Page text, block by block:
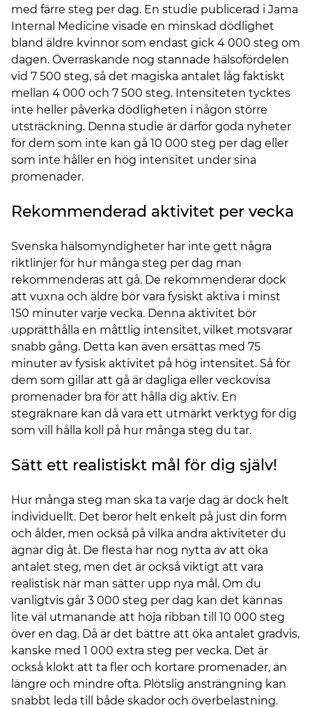
med färre steg per dag. En studie publicerad i Jama
Internal Medicine visade en minskad dödlighet
bland äldre kvinnor som endast gick 4 000 steg om
dagen. Överraskande nog stannade hälsofördelen
vid 7 500 steg, så det magiska antalet låg faktiskt
mellan 4 000 och 7 500 steg. Intensiteten tycktes
inte heller påverka dödligheten i någon större
utsträckning. Denna studie är därför goda nyheter
för dem som inte kan gå 10 000 steg per dag eller
som inte håller en hög intensitet under sina
promenader.
Rekommenderad aktivitet per vecka
Svenska hälsomyndigheter har inte gett några
riktlinjer för hur många steg per dag man
rekommenderas att gå. De rekommenderar dock
att vuxna och äldre bör vara fysiskt aktiva i minst
150 minuter varje vecka. Denna aktivitet bör
upprätthålla en måttlig intensitet, vilket motsvarar
snabb gång. Detta kan även ersättas med 75
minuter av fysisk aktivitet på hög intensitet. Så för
dem som gillar att gå är dagliga eller veckovisa
promenader bra för att hålla dig aktiv. En
stegräknare kan då vara ett utmärkt verktyg för dig
som vill hålla koll på hur många steg du tar.
Sätt ett realistiskt mål för dig själv!
Hur många steg man ska ta varje dag är dock helt
individuellt. Det beror helt enkelt på just din form
och ålder, men också på vilka andra aktiviteter du
ägnar dig åt. De flesta har nog nytta av att öka
antalet steg, men det är också viktigt att vara
realistisk när man sätter upp nya mål. Om du
vanligtvis går 3 000 steg per dag kan det kännas
lite väl utmanande att höja ribban till 10 000 steg
över en dag. Då är det bättre att öka antalet gradvis,
kanske med 1 000 extra steg per vecka. Det är
också klokt att ta fler och kortare promenader, än
längre och mindre ofta. Plötslig ansträngning kan
snabbt leda till både skador och överbelastning.